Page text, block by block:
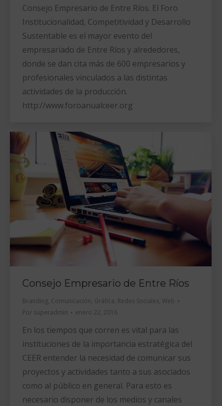
Consejo Empresario de Entre Ríos. El Foro
Institucionalidad, Competitividad y Desarrollo
Sustentable es el mayor evento del
empresariado de Entre Ríos y alrededores,
donde se dan cita más de 600 empresarios y
profesionales vinculados a las distintas
actividades de la producción.
http://www.foroanualceer.org
Consejo Empresario de Entre Ríos
Branding, Comunicación, Gráfica, Redes Sociales, Web
Por superadmin enero 22, 2016
En los tiempos que corren es vital para las
instituciones de la importancia estratégica del
CEER entender la necesidad de comunicar sus
proyectos y actividades tanto a sus asociados
como al público en general. Para esto es
necesario disponer de los medios y canales